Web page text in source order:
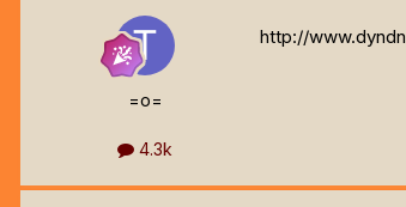
=o=
4.3k
http://